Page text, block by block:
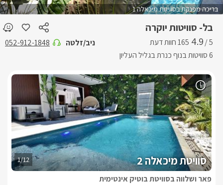
בל- סוויטות יוקרה
5 /
4.9
6 סוויטות בנוף כנרת בגליל העליון
ניב/זלטה 052-912-1848
בריכה מפנקת בסוויטת מיכאלה 1
1/12 סוויטת מיכאלה 2
פאר ושלווה בסוויטת בוטיק אינטימית